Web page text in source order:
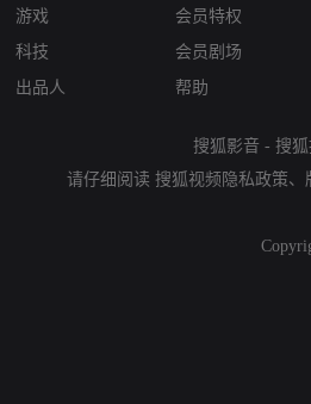
游戏
科技
出品人
会员特权
会员剧场
帮助
搜狐影音 - 搜
请仔细阅读 搜狐视频隐私政策、